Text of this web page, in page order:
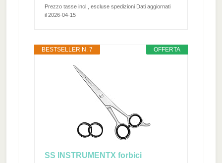
Prezzo tasse incl., escluse spedizioni Dati aggiornati
il 2026-04-15
OFFERTA
BESTSELLER N. 7
SS INSTRUMENTX forbici